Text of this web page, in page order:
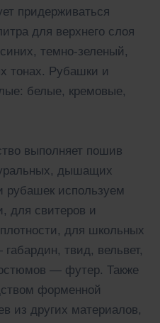
придерживаться
для верхнего слоя
темно-зеленый,
тонах. Рубашки и
белые, кремовые,
выполняет пошив
дышащих
рубашек используем
для свитеров и
для школьных
твид, вельвет,
— футер. Также
форменной
из других материалов,